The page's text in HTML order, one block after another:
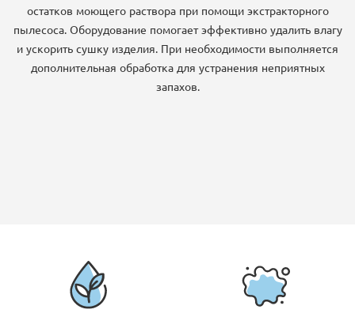
остатков моющего раствора при помощи экстракторного
пылесоса. Оборудование помогает эффективно удалить влагу
и ускорить сушку изделия. При необходимости выполняется
дополнительная обработка для устранения неприятных
запахов.